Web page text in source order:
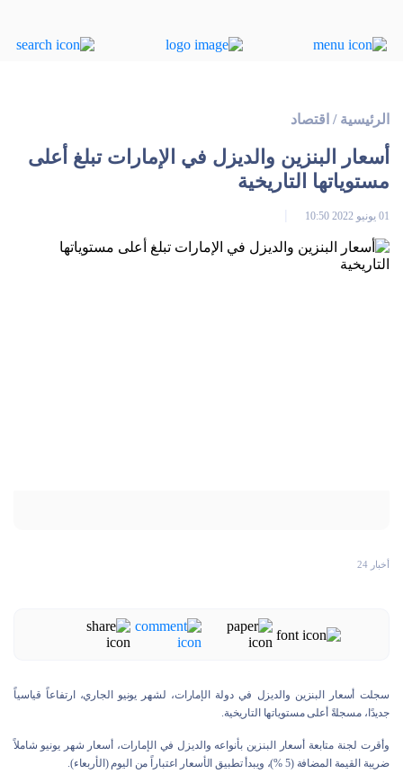
الرئيسية / اقتصاد
أسعار البنزين والديزل في الإمارات تبلغ أعلى
مستوياتها التاريخية
01 يونيو 2022 10:50
أخبار 24
سجلت أسعار البنزين والديزل في دولة الإمارات، لشهر يونيو الجاري، ارتفاعاً قياسياً
جديدًا، مسجلةً أعلى مستوياتها التاريخية.
وأقرت لجنة متابعة أسعار البنزين بأنواعه والديزل في الإمارات، أسعار شهر يونيو شاملاً
ضريبة القيمة المضافة (5 %)، ويبدأ تطبيق الأسعار اعتباراً من اليوم (الأربعاء).